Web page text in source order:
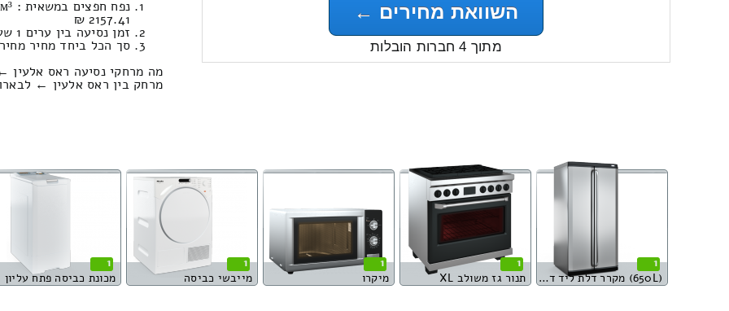
השוואת מחירים ←
מתוך 4 חברות הובלות
2157.41 ₪
זמן נסיעה בין ערים 1 שעות , 33 דקות / מחיר נסיעה 1131.37 שקל
סך הכל ביחד מחיר מחירון:
מה מרחקי נסיעה ראס אלעין
מרחק בין ראס אלעין ← לבארות יצחק הוא
1
(650L) מקרר דלת ליד דלת
1
תנור גז משולב XL
1
מיקרו
1
מייבשי כביסה
1
מכונת כביסה פתח עליון